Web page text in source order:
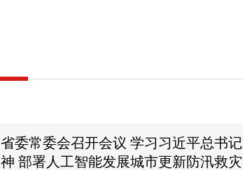
省委常委会召开会议 学习习近平总书
神 部署人工智能发展城市更新防汛救